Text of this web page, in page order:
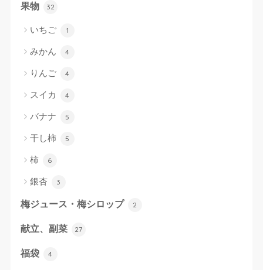
果物 32
いちご 1
みかん 4
りんご 4
スイカ 4
バナナ 5
干し柿 5
柿 6
銀杏 3
梅ジュース・梅シロップ 2
献立、副菜 27
福袋 4